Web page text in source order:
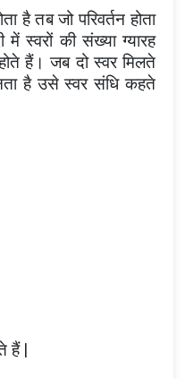
है तब जो परिवर्तन होता
स्वरों की संख्या ग्यारह
हैं। जब दो स्वर मिलते
है उसे स्वर संधि कहते
हैं |